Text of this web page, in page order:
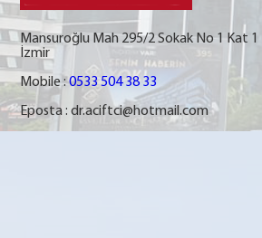
Mansuroğlu Mah 295/2 Sokak No 1 Kat 1
İzmir
Mobile :0533 504 38 33
Eposta :dr.aciftci@hotmail.com